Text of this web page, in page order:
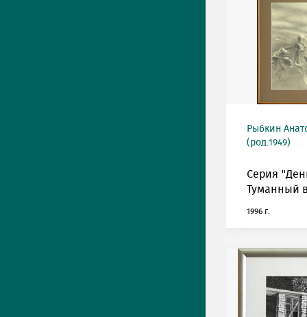
Рыбкин
(род.1949)
Серия
Туманный
1996 г.